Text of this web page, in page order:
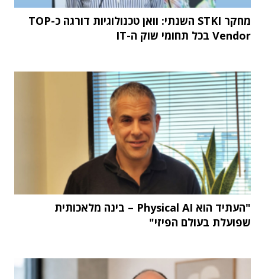
מחקר STKI השנתי: וואן טכנולוגיות דורגה כ-TOP
Vendor בכל תחומי שוק ה-IT
"העתיד הוא Physical AI – בינה מלאכותית
שפועלת בעולם הפיזי"